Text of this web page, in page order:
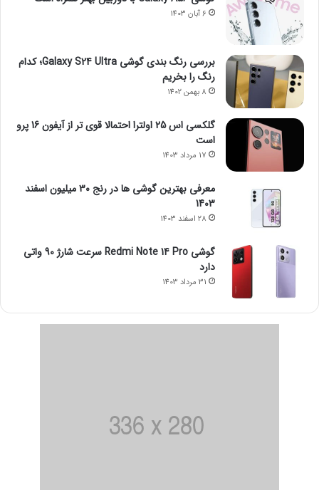
6 آبان 1403
بررسی رنگ بندی گوشی Galaxy S24 Ultra؛ کدام
رنگ را بخریم
8 بهمن 1402
گلکسی اس 25 اولترا احتمالا قوی تر از آیفون 16 پرو
است
17 مرداد 1403
معرفی بهترین گوشی ها در رنج ۳۰ میلیون اسفند
1403
28 اسفند 1403
گوشی Redmi Note 14 Pro سرعت شارژ 90 واتی
دارد
31 مرداد 1403